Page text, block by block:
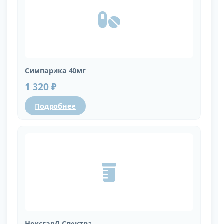
Симпарика 40мг
1 320 ₽
Подробнее